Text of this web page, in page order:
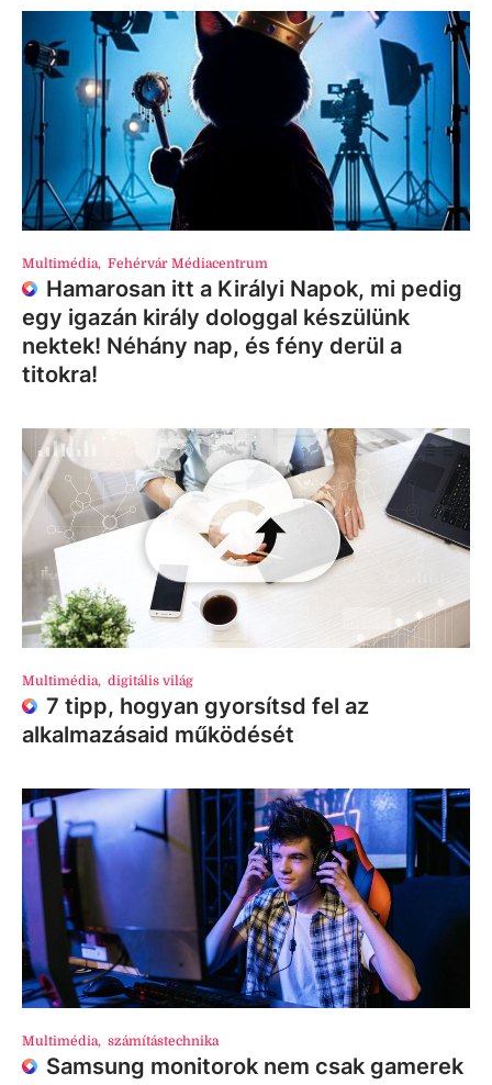
Multimédia, Fehérvár Médiacentrum
Hamarosan itt a Királyi Napok, mi pedig
egy igazán király dologgal készülünk
nektek! Néhány nap, és fény derül a
titokra!
Multimédia, digitális világ
7 tipp, hogyan gyorsítsd fel az
alkalmazásaid működését
Multimédia, számítástechnika
Samsung monitorok nem csak gamerek